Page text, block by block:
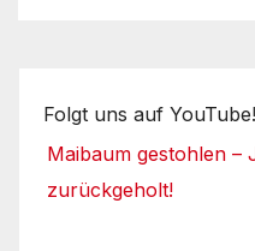
Folgt uns auf YouTube!
Maibaum gestohlen
zurückgeholt!